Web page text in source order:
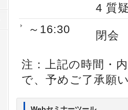
4 質
～16:30
閉会
注：上記の時間・
で、予めご了承願